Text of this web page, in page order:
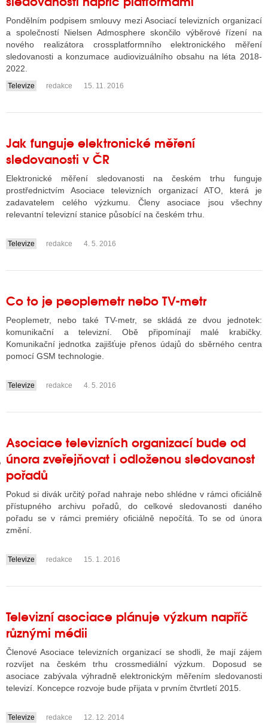
TELEVIZE
TELEVIZÍ
VYSÍLAČE
RÁDIA
STRÁNKY RÁDIÍ
STRÁNKY TV
TISK
STÁT BLOGEREM
BLOGERA
STARŠÍCH DISKUZÍ
Pondělním podpisem smlouvy mezi Asociací televizních organizací
a společností Nielsen Admosphere skončilo výběrové řízení na
nového realizátora crossplatformního elektronického měření
sledovanosti a konzumace audiovizuálního obsahu na léta 2018-
2022.
....
Televize redakce 15. 11. 2016
Jak funguje elektronické měření
sledovanosti v ČR
Elektronické měření sledovanosti na českém trhu funguje
prostřednictvím Asociace televizních organizací ATO, která je
zadavatelem celého výzkumu. Členy asociace jsou všechny
relevantní televizní stanice působící na českém trhu.
....
Televize redakce 4. 5. 2016
Co to je peoplemetr nebo TV-metr
Peoplemetr, nebo také TV-metr, se skládá ze dvou jednotek:
komunikační a televizní. Obě připomínají malé krabičky.
Komunikační jednotka zajišťuje přenos údajů do sběrného centra
pomocí GSM technologie.
....
Televize redakce 4. 5. 2016
Asociace televizních organizací bude od
února zveřejňovat i odloženou sledovanost
pořadů
Pokud si divák určitý pořad nahraje nebo shlédne v rámci oficiálně
přístupného archivu pořadů, do celkové sledovanosti daného
pořadu se v rámci premiéry oficiálně nepočítá. To se od února
změní.
....
Televize redakce 15. 1. 2016
Televizní asociace plánuje výzkum napříč
různými médii
Členové Asociace televizních organizací se shodli, že mají zájem
rozvíjet na českém trhu crossmediální výzkum. Doposud se
asociace zabývala výhradně elektronickým měřením sledovanosti
televizí. Koncepce rozvoje bude přijata v prvním čtvrtletí 2015.
Televize redakce 12. 12. 2014